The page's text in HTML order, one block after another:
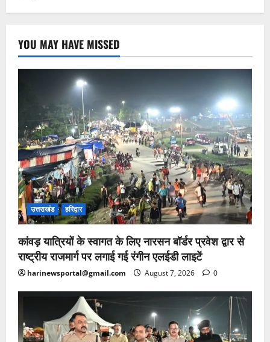
YOU MAY HAVE MISSED
उत्तराखंड हरिद्वार
कांवड़ यात्रियों के स्वागत के लिए नारसन बॉर्डर प्रवेश द्वार से
राष्ट्रीय राजमार्ग पर लगाई गई रंगीन एलईडी लाइटें
harinewsportal@gmail.com August 7, 2026 0